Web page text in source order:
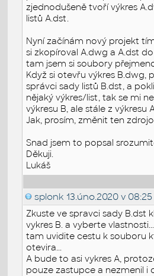
zjednodušeně tvoří výkres
listů A.dst.
Nyní začínám nový projekt
si zkopíroval A.dwg a A.dst
tam jsem si soubory
Když si otevřu výkres B.dwg,
správci sady listů B.dst, a
nějaký výkres/list, tak se mi
výkresu B, ale stále z výkresu
Jak, prosím, změnit ten
Snad jsem to popsal
Děkuji.
Lukáš
splonk 13.úno.2020 v 08:25
Zkuste ve spravci sady B.dst
vykres B. a vyberte
tam uvidite cestu k souboru
otevira...
A bude to asi vykres A,
pouze zastupce a nezmenil i